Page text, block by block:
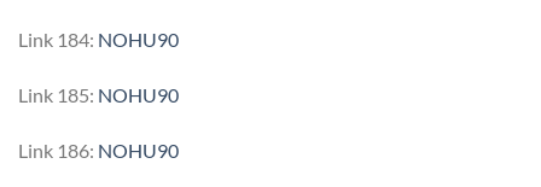
Link 184: NOHU90
Link 185: NOHU90
Link 186: NOHU90